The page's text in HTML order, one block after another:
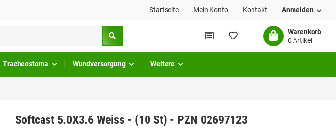
Startseite Mein Konto Kontakt Anmelden
Warenkorb
0 Artikel
Tracheostoma Wundversorgung Weitere
Softcast 5.0X3.6 Weiss - (10 St) - PZN 02697123